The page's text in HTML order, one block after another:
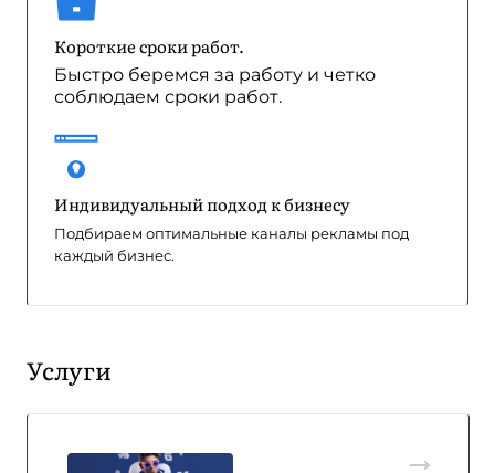
Короткие сроки работ.
Быстро беремся за работу и четко
соблюдаем сроки работ.
Индивидуальный подход к бизнесу
Подбираем оптимальные каналы рекламы под
каждый бизнес.
Услуги